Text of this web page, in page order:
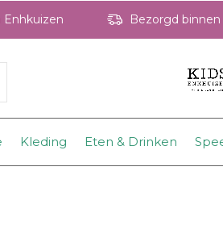
Kleding Eten & Drinken
Enhkuizen Bezorgd